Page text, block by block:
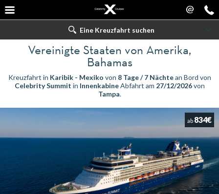
@
Eine Kreuzfahrt suchen
Vereinigte Staaten von Amerika,
Bahamas
Kreuzfahrt in Karibik - Mexiko von 8 Tage / 7 Nächtean Bord von
Celebrity Summit in InnenkabineAbfahrt am 27/12/2026von
Tampa.
ab 834€